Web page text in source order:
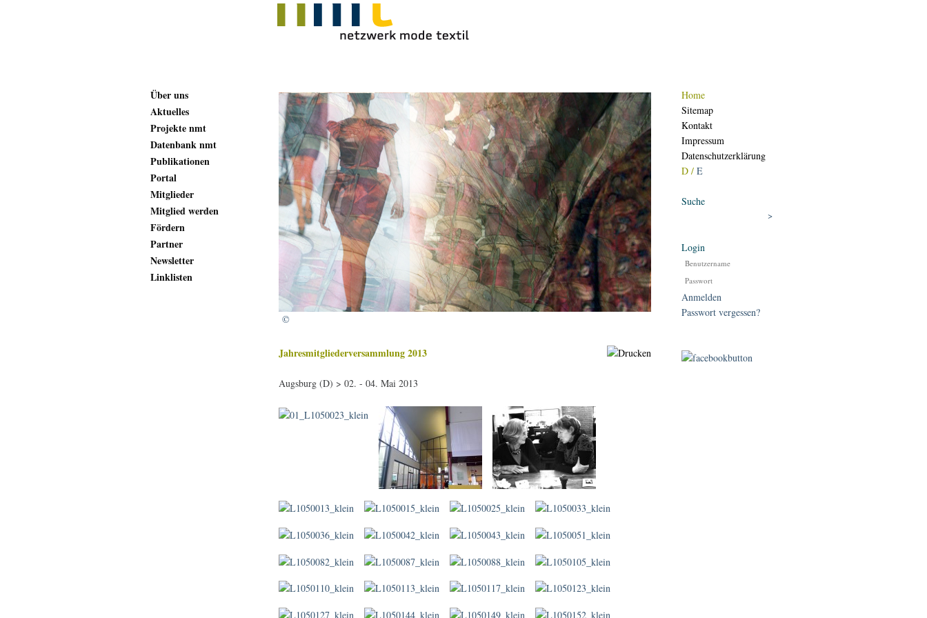
©
Jahresmitgliederversammlung 2013
Augsburg (D) > 02. - 04. Mai 2013
Über uns
Aktuelles
Projekte nmt
Datenbank nmt
Publikationen
Portal
Mitglieder
Mitglied werden
Fördern
Partner
Newsletter
Linklisten
Home
Sitemap
Kontakt
Impressum
Datenschutzerklärung
D / E
Suche
Login
Anmelden
Passwort vergessen?